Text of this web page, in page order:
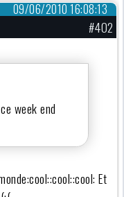
09/06/2010 16:08:13
#402
week end
Et